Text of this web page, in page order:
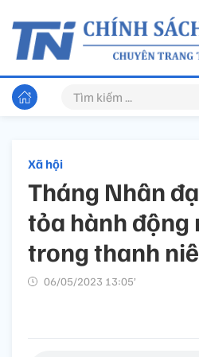
Xã hội
Tháng Nhân
tỏa hành động
trong thanh
06/05/2023 13:05’